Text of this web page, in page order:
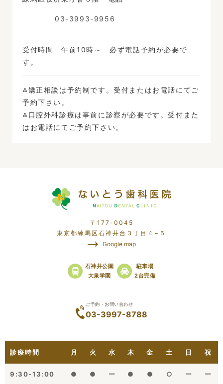
03-3993-9956
受付時間 午前10時～ 必ず電話予約が必要で
す。
⁂矯正相談は予約制です。受付またはお電話にてご
予約下さい。
⁂口腔外科診療は事前に診察が必要です。受付また
はお電話にてご予約下さい。
〒177-0045
東京都練馬区石神井台３丁目４−５
Google map
石神井公園
大泉学園
駐車場
2台完備
ご予約・お問い合わせ
03-3997-8788
診療時間 月 火 水 木 金 土 日 祝
9:30-13:00 ● ● ー ● ● ○ ー ー